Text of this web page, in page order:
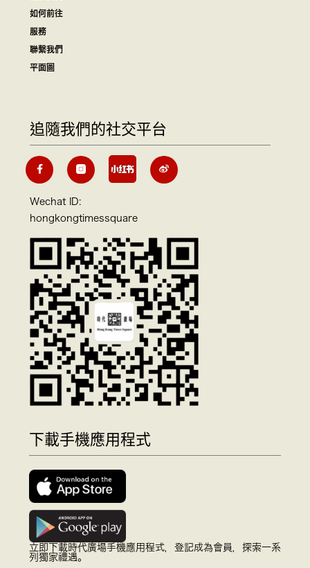
如何前往
服務
聯繫我們
平面圖
追隨我們的社交平台
Wechat ID:
hongkongtimessquare
下載手機應用程式
立即下載時代廣場手機應用程式，登記成為會員，探索一系
列獨家禮遇。